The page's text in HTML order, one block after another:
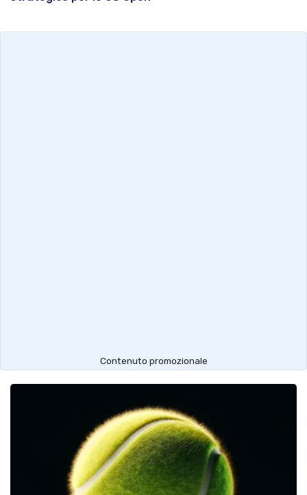
Contenuto promozionale